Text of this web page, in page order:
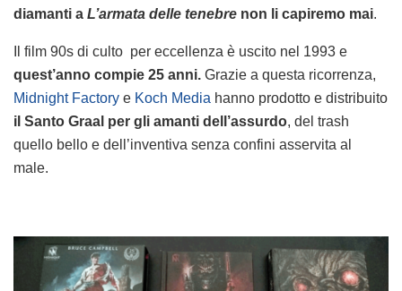
diamanti a L’armata delle tenebre non li capiremo mai.
Il film 90s di culto per eccellenza è uscito nel 1993 e
quest’anno compie 25 anni. Grazie a questa ricorrenza,
Midnight Factory e Koch Media hanno prodotto e distribuito
il Santo Graal per gli amanti dell’assurdo, del trash
quello bello e dell’inventiva senza confini asservita al
male.